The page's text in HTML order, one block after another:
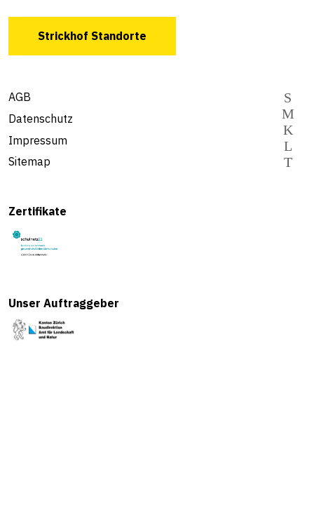
Strickhof Standorte
AGB
Datenschutz
Impressum
Sitemap
Zertifikate
Unser Auftraggeber